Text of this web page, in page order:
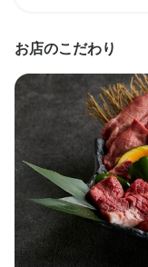
企業情報
お店のこだわり
まかない・食事補助あり
独立実績
服装自由
ひげOK ネイ
特徴
履歴書不要 学歴不問 未
仕事内容